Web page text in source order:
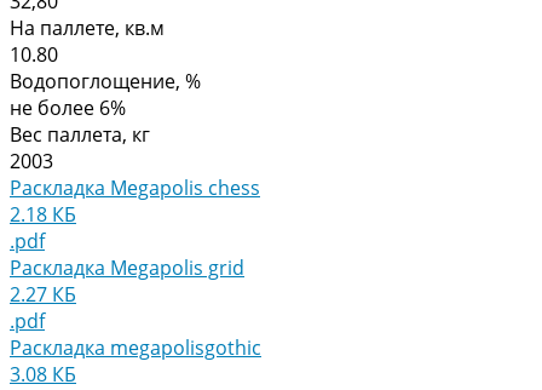
На паллете, кв.м
10.80
Водопоглощение, %
не более 6%
Вес паллета, кг
2003
Раскладка Megapolis chess
2.18 КБ
.pdf
Раскладка Megapolis grid
2.27 КБ
.pdf
Раскладка megapolisgothic
3.08 КБ